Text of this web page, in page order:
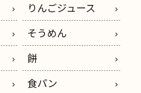
りんごジュース
そうめん
餅
食パン